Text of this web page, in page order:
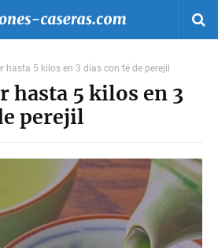
hasta 5 kilos en 3 días con té de perejil
hasta 5 kilos en 3
perejil